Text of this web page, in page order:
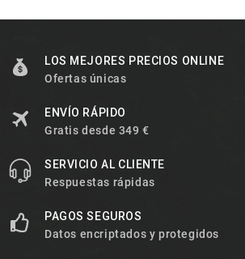
LOS MEJORES PRECIOS ONLINE
Ofertas únicas
ENVÍO RÁPIDO
Gratis desde 349 €
SERVICIO AL CLIENTE
Respuestas rápidas
PAGOS SEGUROS
Datos encriptados y protegidos